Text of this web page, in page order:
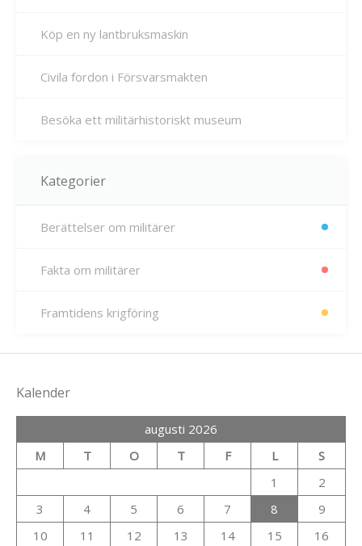
Köp en ny lantbruksmaskin
Civila fordon i Försvarsmakten
Besöka ett militärhistoriskt museum
Kategorier
Berättelser om militärer
Fakta om militärer
Framtidens krigföring
Kalender
augusti 2026
M
T O T F L
S
1
2
3
4 5 6 7 8
9
10
11 12 13 14 15
16